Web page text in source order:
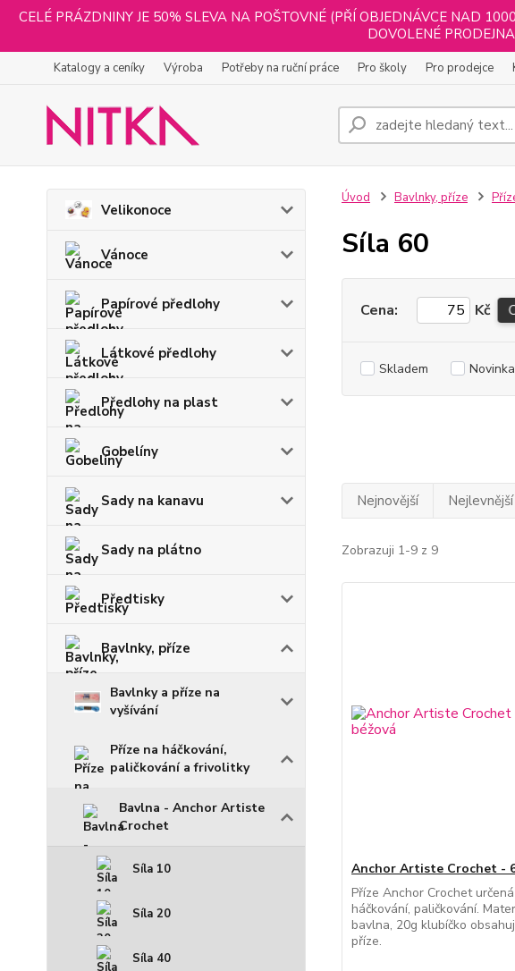
CELÉ PRÁZDNINY JE 50% SLEVA NA POŠTOVNÉ (PŘÍ OBJEDNÁVCE NAD
DOVOLENÉ
Katalogy a ceníky Výroba Potřeby na ruční práce Pro školy Pro prodejce
Velikonoce
Vánoce
Papírové předlohy
Látkové předlohy
Předlohy na plast
Gobelíny
Sady na kanavu
Sady na plátno
Předtisky
Bavlnky, příze
Bavlnky a příze na
vyšívání
Příze na háčkování,
paličkování a frivolitky
Bavlna - Anchor Artiste
Crochet
Síla 10
Síla 20
Síla 40
Úvod Bavlnky, příze
Síla 60
Cena: Kč
Skladem Novinka
Nejnovější Nejlevnější
Zobrazuji 1-9 z 9
Anchor Artiste Crochet -
Příze Anchor Crochet
háčkování, paličkování.
bavlna, 20g klubíčko
příze.